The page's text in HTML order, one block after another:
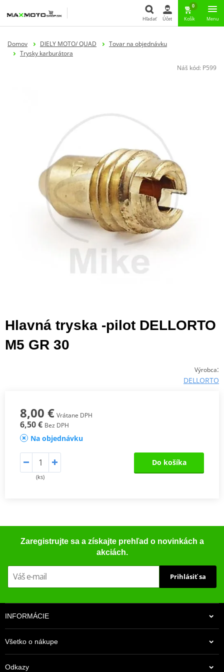
Hľadať Účet
0
Košík Menu
Domov DIELY MOTO/ QUAD
Tovar na objednávku
Trysky karburátora
Náš kód: P599
Hlavná tryska -pilot DELLORTO
M5 GR 30
Výrobca:
DELLORTO
8,00 € Vrátane DPH
6,50 € Bez DPH
Na objednávku
(ks)
Do košíka
Zaregistrujte sa a získajte prehľad o novinkách a
akciách.
Prihlásiť sa
INFORMÁCIE
Všetko o nákupe
Odkazy